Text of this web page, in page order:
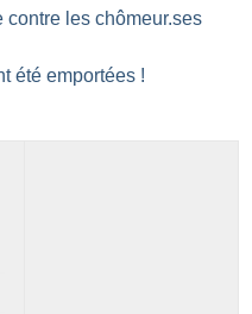
contre les chômeur.ses
été emportées !